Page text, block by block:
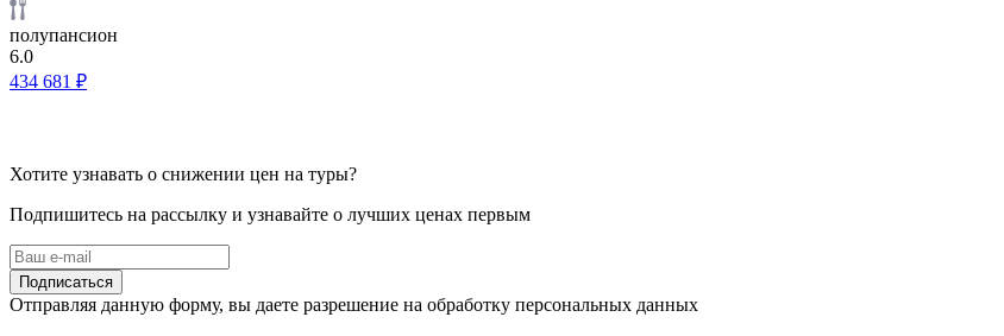
полупансион
6.0
434 681 ₽
Хотите узнавать о снижении цен на туры?
Подпишитесь на рассылку и узнавайте о лучших ценах первым
Подписаться
Отправляя данную форму, вы даете разрешение на обработку персональных данных